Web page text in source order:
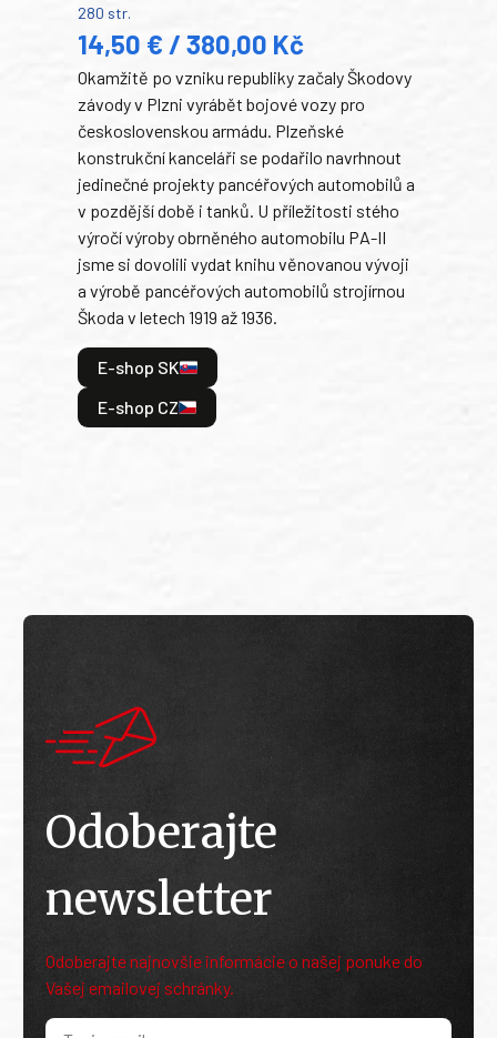
280 str.
14,50 € / 380,00 Kč
Okamžitě po vzniku republiky začaly Škodovy
závody v Plzni vyrábět bojové vozy pro
československou armádu. Plzeňské
konstrukční kanceláři se podařilo navrhnout
jedinečné projekty pancéřových automobilů a
v pozdější době i tanků. U příležitosti stého
výročí výroby obrněného automobilu PA-II
jsme si dovolili vydat knihu věnovanou vývoji
a výrobě pancéřových automobilů strojírnou
Škoda v letech 1919 až 1936.
E-shop SK
E-shop CZ
Odoberajte
newsletter
Odoberajte najnovšie informácie o našej ponuke do
Vašej emailovej schránky.